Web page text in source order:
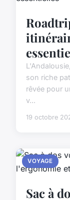
son riche
rêvée pour
v...
19 octobre
VOYAGE
Sac à